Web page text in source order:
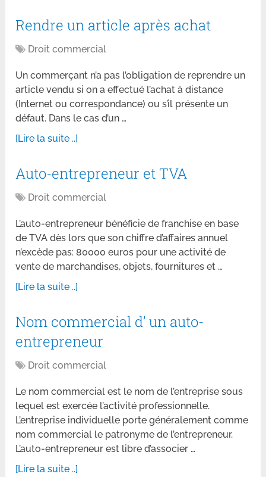
Rendre un article après achat
Droit commercial
Un commerçant n’a pas l’obligation de reprendre un
article vendu si on a effectué l’achat à distance
(Internet ou correspondance) ou s’il présente un
défaut. Dans le cas d’un …
[Lire la suite ..]
Auto-entrepreneur et TVA
Droit commercial
L’auto-entrepreneur bénéficie de franchise en base
de TVA dès lors que son chiffre d’affaires annuel
n’excède pas: 80000 euros pour une activité de
vente de marchandises, objets, fournitures et …
[Lire la suite ..]
Nom commercial d’ un auto-
entrepreneur
Droit commercial
Le nom commercial est le nom de l’entreprise sous
lequel est exercée l’activité professionnelle.
L’entreprise individuelle porte généralement comme
nom commercial le patronyme de l’entrepreneur.
L’auto-entrepreneur est libre d’associer …
[Lire la suite ..]